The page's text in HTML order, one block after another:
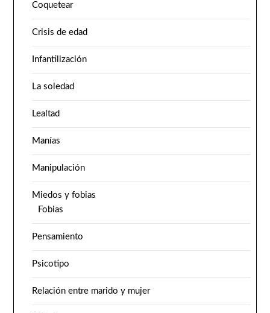
Coquetear
Crisis de edad
Infantilización
La soledad
Lealtad
Manías
Manipulación
Miedos y fobias
Fobias
Pensamiento
Psicotipo
Relación entre marido y mujer